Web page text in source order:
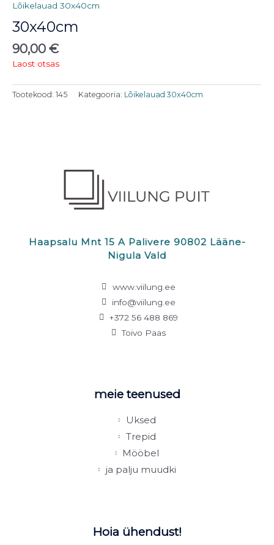
Lõikelauad 30x40cm
30x40cm
90,00 €
Laost otsas
Tootekood: 145 Kategooria: Lõikelauad 30x40cm
Haapsalu Mnt 15 A Palivere 90802 Lääne-
Nigula Vald
www.viilung.ee
info@viilung.ee
+372 56 488 869
Toivo Paas
meie teenused
Uksed
Trepid
Mööbel
ja palju muudki
Hoia ühendust!